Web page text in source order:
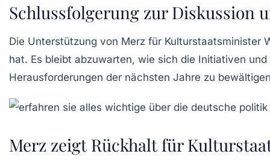
Schlussfolgerung zur Diskussion
Die Unterstützung von Merz für Kulturstaatsminister
hat. Es bleibt abzuwarten, wie sich die Initiativen
Herausforderungen der nächsten Jahre zu
Merz zeigt Rückhalt für